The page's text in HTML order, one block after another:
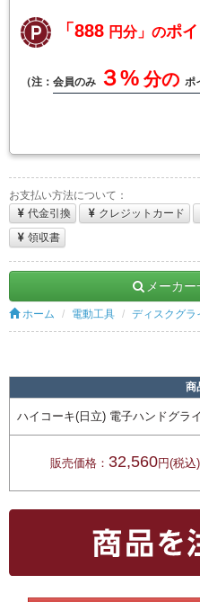
「888 円分」のポイ
（注： 会員のみ ３% 分の ポ
お支払い方法について：
代金引換
クレジットカード
領収書
メーカ
ホーム 電動工具 ディスクグラ
商
ハイコーキ(日立) 電子ハンドグラ
販売価格： 32,560円(税込)